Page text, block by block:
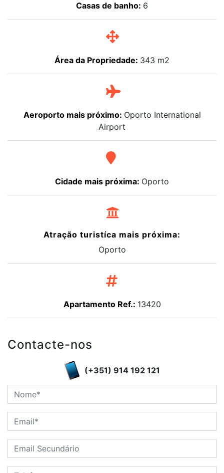
Casas de banho: 6
Área da Propriedade: 343 m2
Aeroporto mais próximo: Oporto International
Airport
Cidade mais próxima: Oporto
Atração turistíca mais próxima:
Oporto
Apartamento Ref.: 13420
Contacte-nos
(+351) 914 192 121